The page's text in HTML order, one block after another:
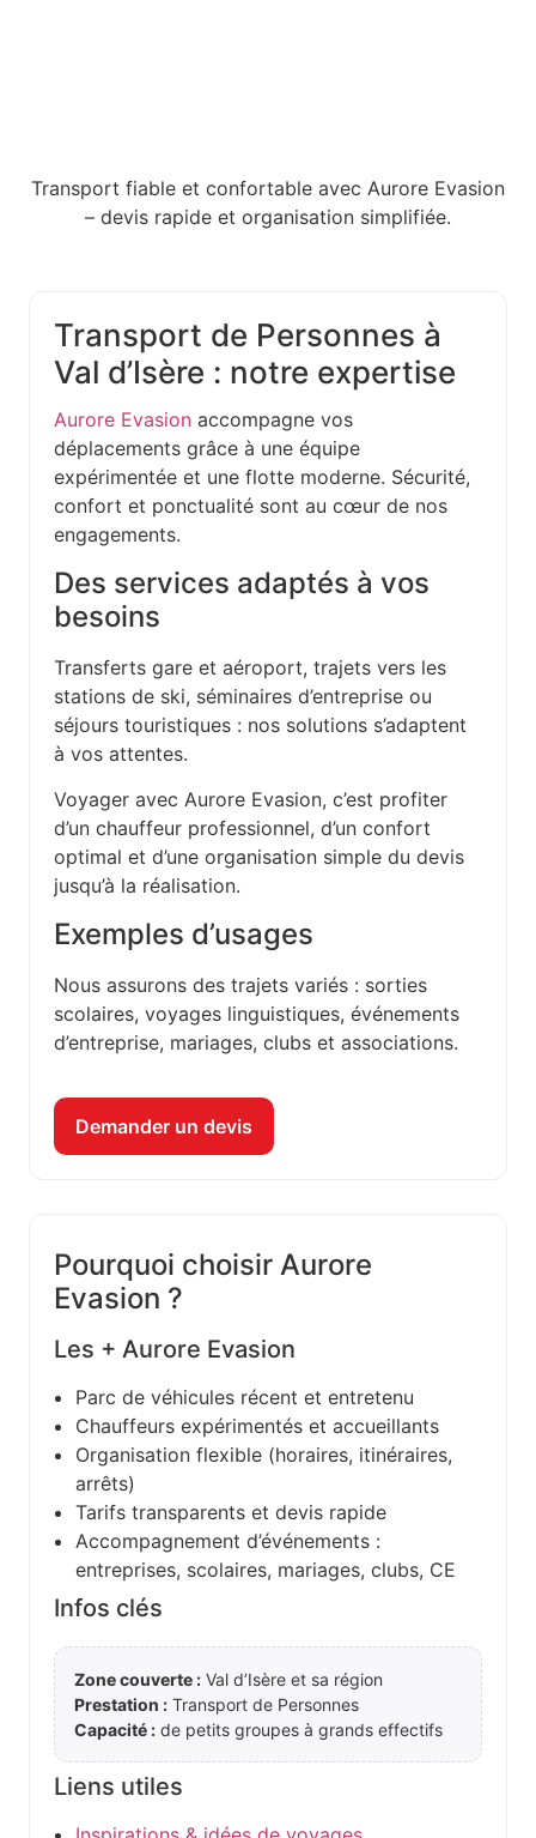
Transport fiable et confortable avec Aurore Evasion
– devis rapide et organisation simplifiée.
Transport de Personnes à
Val d’Isère : notre expertise
Aurore Evasion accompagne vos
déplacements grâce à une équipe
expérimentée et une flotte moderne. Sécurité,
confort et ponctualité sont au cœur de nos
engagements.
Des services adaptés à vos
besoins
Transferts gare et aéroport, trajets vers les
stations de ski, séminaires d’entreprise ou
séjours touristiques : nos solutions s’adaptent
à vos attentes.
Voyager avec Aurore Evasion, c’est profiter
d’un chauffeur professionnel, d’un confort
optimal et d’une organisation simple du devis
jusqu’à la réalisation.
Exemples d’usages
Nous assurons des trajets variés : sorties
scolaires, voyages linguistiques, événements
d’entreprise, mariages, clubs et associations.
Demander un devis
Pourquoi choisir Aurore
Evasion ?
Les + Aurore Evasion
Parc de véhicules récent et entretenu
Chauffeurs expérimentés et accueillants
Organisation flexible (horaires, itinéraires,
arrêts)
Tarifs transparents et devis rapide
Accompagnement d’événements :
entreprises, scolaires, mariages, clubs, CE
Infos clés
Zone couverte : Val d’Isère et sa région
Prestation : Transport de Personnes
Capacité : de petits groupes à grands effectifs
Liens utiles